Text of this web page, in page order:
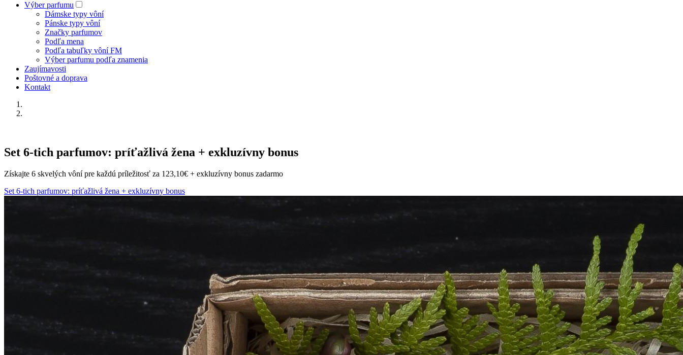
Výber parfumu
Dámske typy vôní
Pánske typy vôní
Značky parfumov
Podľa mena
Podľa tabuľky vôní FM
Výber parfumu podľa znamenia
Zaujímavosti
Poštovné a doprava
Kontakt
Set 6-tich parfumov: príťažlivá žena + exkluzívny bonus
Získajte 6 skvelých vôní pre každú príležitosť za 123,10€ + exkluzívny bonus zadarmo
Set 6-tich parfumov: príťažlivá žena + exkluzívny bonus